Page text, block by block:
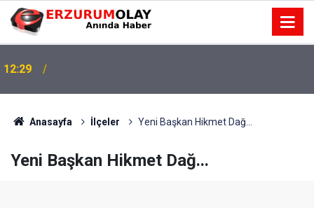
12:29
Anasayfa İlçeler Yeni Başkan Hikmet Dağ...
Yeni Başkan Hikmet Dağ...